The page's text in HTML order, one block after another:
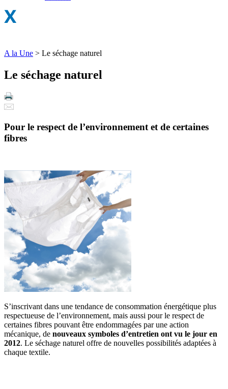
A la Une > Le séchage naturel
Le séchage naturel
Pour le respect de l’environnement et de certaines
fibres
S’inscrivant dans une tendance de consommation énergétique plus
respectueuse de l’environnement, mais aussi pour le respect de
certaines fibres pouvant être endommagées par une action
mécanique, de nouveaux symboles d’entretien ont vu le jour en
2012. Le séchage naturel offre de nouvelles possibilités adaptées à
chaque textile.